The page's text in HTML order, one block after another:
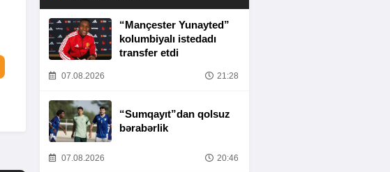
“Mançester Yunayted”
kolumbiyalı istedadı
transfer etdi
07.08.2026 21:28
“Sumqayıt”dan qolsuz
bərabərlik
07.08.2026 20:46